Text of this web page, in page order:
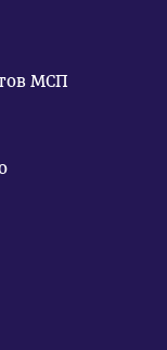
МСП